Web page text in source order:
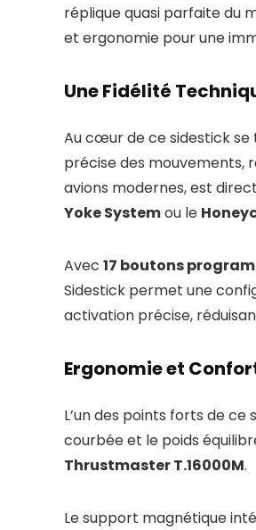
réplique quasi parfaite du
et ergonomie pour une
Une Fidélité
Au cœur de ce sidestick
précise des mouvements,
avions modernes, est
Yoke Systemou le
Avec 17 boutons
Sidestick permet une
activation précise,
Ergonomie et
L’un des points forts de
courbée et le poids
Thrustmaster T.16000M.
Le support magnétique